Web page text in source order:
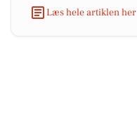
Læs hele artiklen her